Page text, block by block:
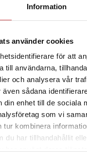
Information
använder cookies
för att
till användarna,
och analysera vår
även sådana
din enhet till de sociala
som vi
tur kombinera
du har tillhandahållit
att du besöker
sociala arbetets
- Närvänen, A-L (red.)
moms
312 kr